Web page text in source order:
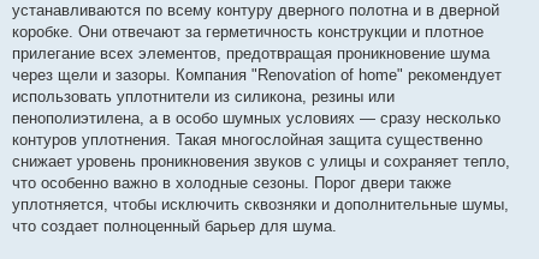
устанавливаются по всему контуру дверного полотна и в дверной
коробке. Они отвечают за герметичность конструкции и плотное
прилегание всех элементов, предотвращая проникновение шума
через щели и зазоры. Компания "Renovation of home" рекомендует
использовать уплотнители из силикона, резины или
пенополиэтилена, а в особо шумных условиях — сразу несколько
контуров уплотнения. Такая многослойная защита существенно
снижает уровень проникновения звуков с улицы и сохраняет тепло,
что особенно важно в холодные сезоны. Порог двери также
уплотняется, чтобы исключить сквозняки и дополнительные шумы,
что создает полноценный барьер для шума.